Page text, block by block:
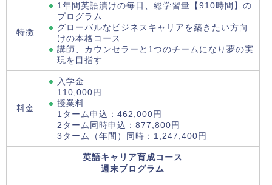
特徴
1年間英語漬けの毎日、総学習量【910時間】の
プログラム
グローバルなビジネスキャリアを築きたい方向
けの本格コース
講師、カウンセラーと1つのチームになり夢の実
現を目指す
料金
入学金
110,000円
授業料
1ターム申込：462,000円
2ターム同時申込：877,800円
3ターム（年間）同時：1,247,400円
英語キャリア育成コース
週末プログラム